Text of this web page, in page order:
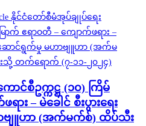
ာင်စီဥက္ကဋ္ဌ (၁၀) ကြိမ်
ား – မဲခေါင် စီးပွားရေး
ာဗျူဟာ (အက်မက်စ်) ထိပ်သီး